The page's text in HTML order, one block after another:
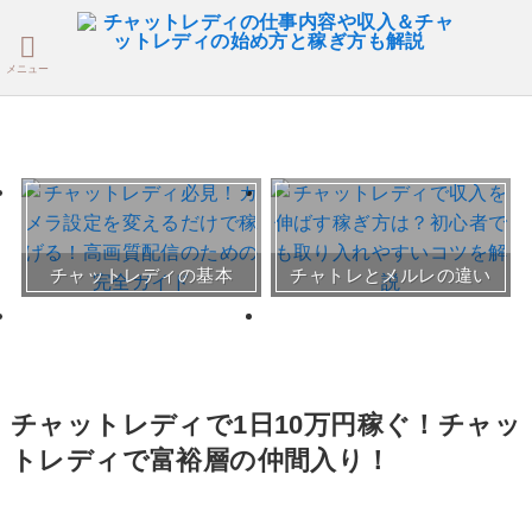
メニュー
チャットレディの基本 チャトレとメルレの違い
おすすめチャトレ事務所＆
サイト
30～50代向けサイト
チャットレディで1日10万円稼ぐ！チャッ
トレディで富裕層の仲間入り！